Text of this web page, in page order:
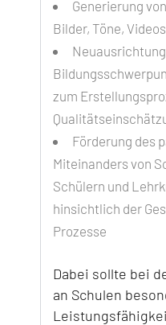
Generierung
Bilder, Töne,
zum
Förderung des
Miteinanders von
Schülern und
hinsichtlich der
Prozesse
Dabei sollte bei
an Schulen